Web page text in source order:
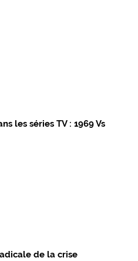
les séries TV : 1969 Vs
de la crise